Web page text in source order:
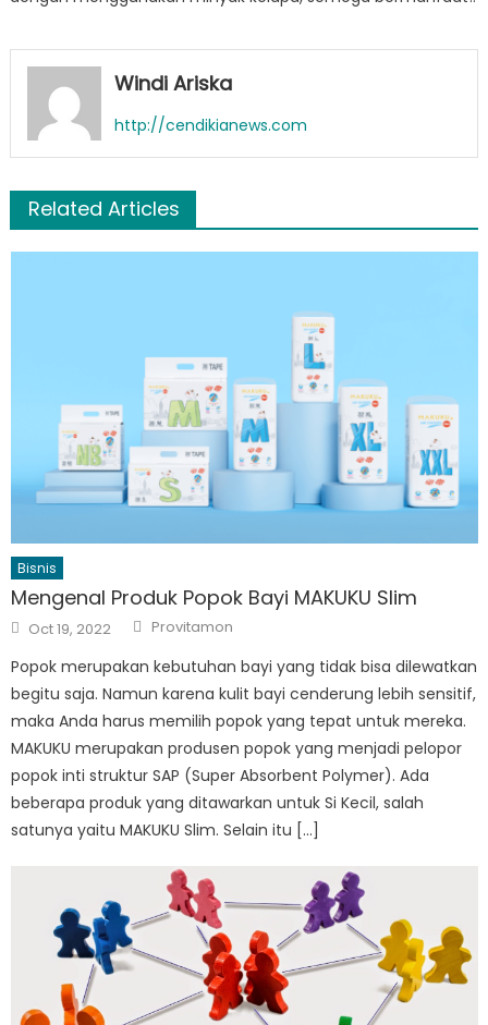
Windi Ariska
http://cendikianews.com
Related Articles
Bisnis
Mengenal Produk Popok Bayi MAKUKU Slim
Posted
on
Oct 19, 2022 Author
Provitamon
Popok merupakan kebutuhan bayi yang tidak bisa dilewatkan
begitu saja. Namun karena kulit bayi cenderung lebih sensitif,
maka Anda harus memilih popok yang tepat untuk mereka.
MAKUKU merupakan produsen popok yang menjadi pelopor
popok inti struktur SAP (Super Absorbent Polymer). Ada
beberapa produk yang ditawarkan untuk Si Kecil, salah
satunya yaitu MAKUKU Slim. Selain itu […]